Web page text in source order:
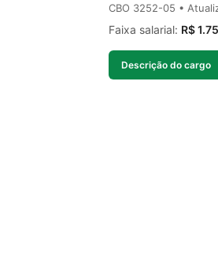
CBO 3252-05 •
Faixa salarial: R$
Descrição do cargo